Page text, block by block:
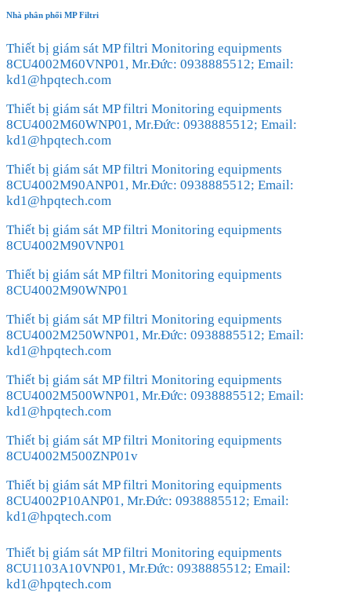
Nhà phân phối MP Filtri
Thiết bị giám sát MP filtri Monitoring equipments
8CU4002M60VNP01, Mr.Đức: 0938885512; Email:
kd1@hpqtech.com
Thiết bị giám sát MP filtri Monitoring equipments
8CU4002M60WNP01, Mr.Đức: 0938885512; Email:
kd1@hpqtech.com
Thiết bị giám sát MP filtri Monitoring equipments
8CU4002M90ANP01, Mr.Đức: 0938885512; Email:
kd1@hpqtech.com
Thiết bị giám sát MP filtri Monitoring equipments
8CU4002M90VNP01
Thiết bị giám sát MP filtri Monitoring equipments
8CU4002M90WNP01
Thiết bị giám sát MP filtri Monitoring equipments
8CU4002M250WNP01, Mr.Đức: 0938885512; Email:
kd1@hpqtech.com
Thiết bị giám sát MP filtri Monitoring equipments
8CU4002M500WNP01, Mr.Đức: 0938885512; Email:
kd1@hpqtech.com
Thiết bị giám sát MP filtri Monitoring equipments
8CU4002M500ZNP01v
Thiết bị giám sát MP filtri Monitoring equipments
8CU4002P10ANP01, Mr.Đức: 0938885512; Email:
kd1@hpqtech.com
Thiết bị giám sát MP filtri Monitoring equipments
8CU1103A10VNP01, Mr.Đức: 0938885512; Email:
kd1@hpqtech.com